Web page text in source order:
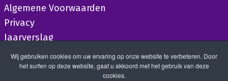
Algemene Voorwaarden
Privacy
Jaarverslag
Wij gebruiken cookies om uw ervaring op onze website te verbeteren. Door
het surfen op deze website, gaat u akkoord met het gebruik van deze
cookies.